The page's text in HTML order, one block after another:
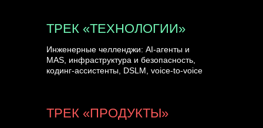
ТРЕК «ПРОДУКТЫ»
Инженерные челленджи: AI-агенты и
MAS, инфраструктура и безопасность,
кодинг-ассистенты, DSLM, voice-to-voice
ТРЕК «ТЕХНОЛОГИИ»